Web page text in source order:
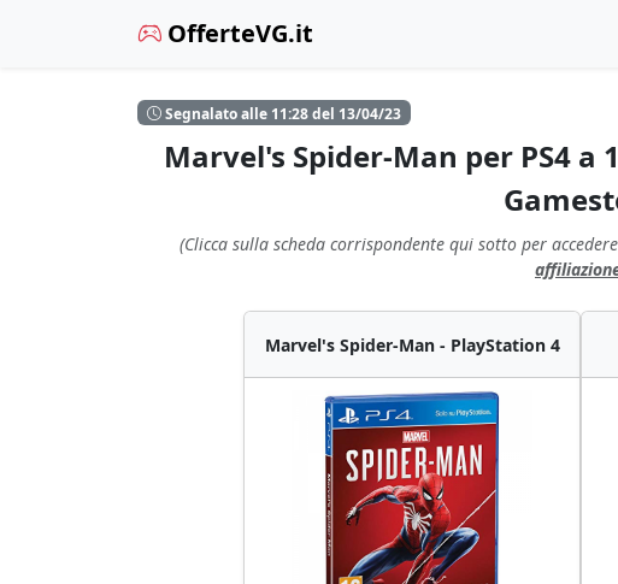
OfferteVG.it
Segnalato alle 11:28 del 13/04/23
Marvel's Spider-Man per PS4 a
(Clicca sulla scheda corrispondente qui sotto per
Marvel's Spider-Man - PlayStation 4